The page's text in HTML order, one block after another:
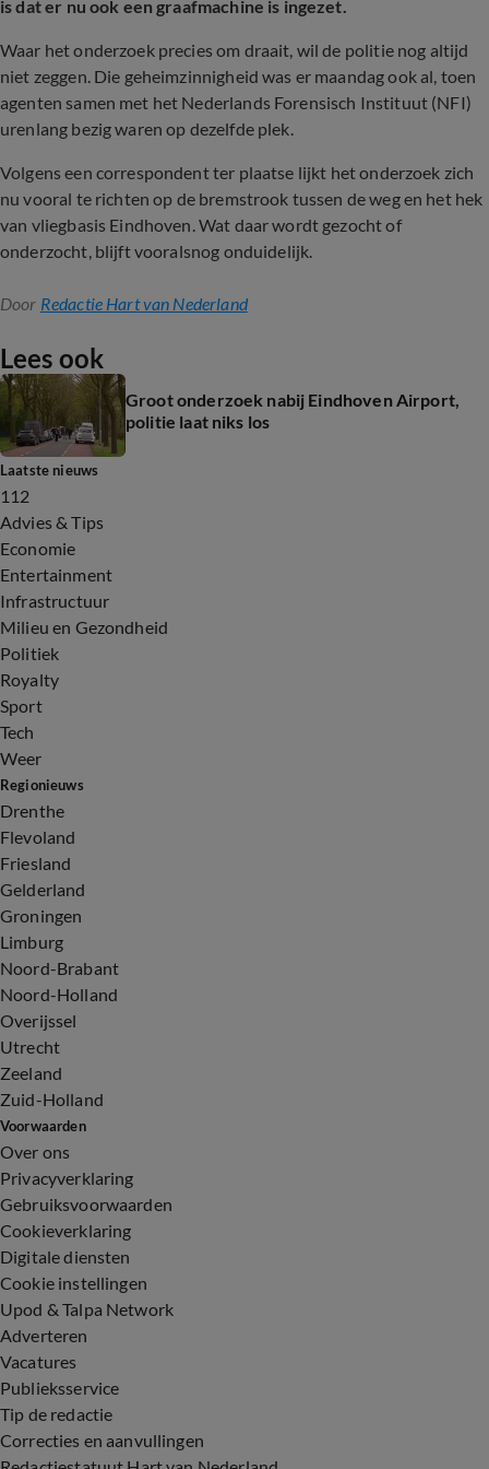
is dat er nu ook een graafmachine is ingezet.
Waar het onderzoek precies om draait, wil de politie nog altijd
niet zeggen. Die geheimzinnigheid was er maandag ook al, toen
agenten samen met het Nederlands Forensisch Instituut (NFI)
urenlang bezig waren op dezelfde plek.
Volgens een correspondent ter plaatse lijkt het onderzoek zich
nu vooral te richten op de bremstrook tussen de weg en het hek
van vliegbasis Eindhoven. Wat daar wordt gezocht of
onderzocht, blijft vooralsnog onduidelijk.
Door Redactie Hart van Nederland
Lees ook
Groot onderzoek nabij Eindhoven Airport,
politie laat niks los
Laatste nieuws
112
Advies & Tips
Economie
Entertainment
Infrastructuur
Milieu en Gezondheid
Politiek
Royalty
Sport
Tech
Weer
Regionieuws
Drenthe
Flevoland
Friesland
Gelderland
Groningen
Limburg
Noord-Brabant
Noord-Holland
Overijssel
Utrecht
Zeeland
Zuid-Holland
Voorwaarden
Over ons
Privacyverklaring
Gebruiksvoorwaarden
Cookieverklaring
Digitale diensten
Cookie instellingen
Upod & Talpa Network
Adverteren
Vacatures
Publieksservice
Tip de redactie
Correcties en aanvullingen